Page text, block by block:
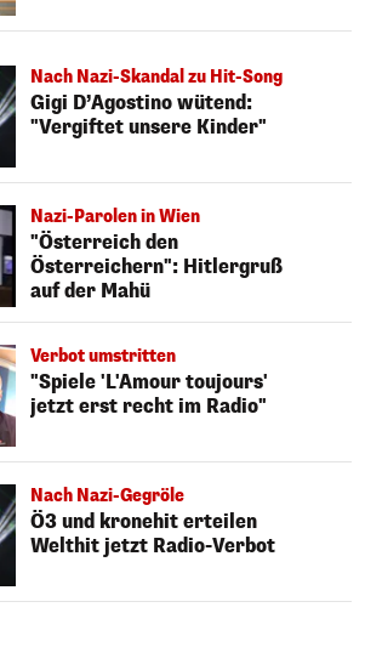
Nach Nazi-Skandal zu Hit-Song
Gigi D’Agostino wütend:
"Vergiftet unsere Kinder"
Nazi-Parolen in Wien
"Österreich den
Österreichern": Hitlergruß
auf der Mahü
Verbot umstritten
"Spiele 'L'Amour toujours'
jetzt erst recht im Radio"
Nach Nazi-Gegröle
Ö3 und kronehit erteilen
Welthit jetzt Radio-Verbot